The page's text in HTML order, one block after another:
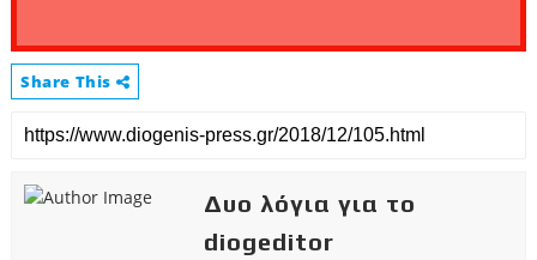
Share This
Δυο λόγια για το
diogeditor